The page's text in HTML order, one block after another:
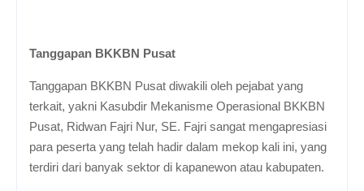
Tanggapan BKKBN Pusat
Tanggapan BKKBN Pusat diwakili oleh pejabat yang
terkait, yakni Kasubdir Mekanisme Operasional BKKBN
Pusat, Ridwan Fajri Nur, SE. Fajri sangat mengapresiasi
para peserta yang telah hadir dalam mekop kali ini, yang
terdiri dari banyak sektor di kapanewon atau kabupaten.